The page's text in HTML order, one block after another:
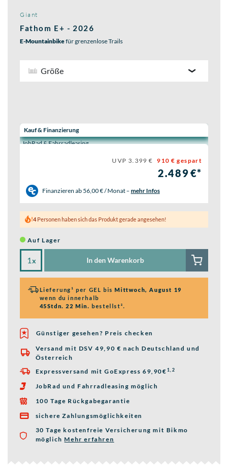
Giant
Fathom E+ - 2026
E-Mountainbikefür grenzenlose Trails
Größe
Wähle eine Preisoption:
Kauf & Finanzierung
JobRad & Fahrradleasing
UVP 3.399 € 910 € gespart
2.489 €*
Finanzieren ab 56,00 € / Monat – mehr Infos
4Personen haben sich das Produkt gerade angesehen!
Auf Lager
x In den Warenkorb
Lieferung¹ per GEL bisMittwoch, August 19
wenn du innerhalb
45Stdn. 22 Min. bestellst².
Günstiger gesehen? Preis checken

Versand mit DSV 49,90 € nach Deutschland und
Österreich
 Expressversand mit GoExpress 69,90€ 1,2
 JobRad und Fahrradleasing möglich
 100 Tage Rückgabegarantie

sichere Zahlungsmöglichkeiten
30 Tage kostenfreie Versicherung mit Bikmo
möglichMehr erfahren